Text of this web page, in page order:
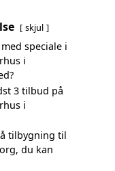
skjul
speciale i
i
3 tilbud på
i
tilbygning til
du kan